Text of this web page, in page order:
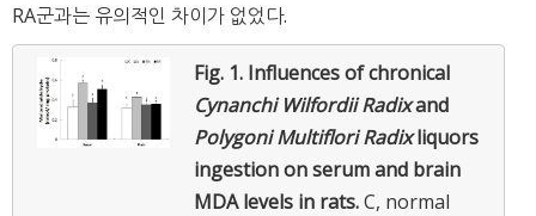
RA군과는 유의적인 차이가 없었다.
Fig. 1. Influences of chronical
Cynanchi Wilfordii Radixand
Polygoni Multiflori Radixliquors
ingestion on serum and brain
MDA levels in rats.C, normal